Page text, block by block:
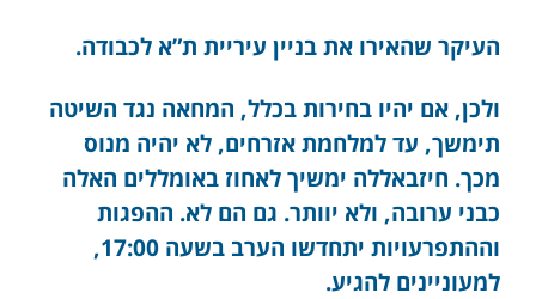
העיקר שהאירו את בניין עיריית ת”א לכבודה.
ולכן, אם יהיו בחירות בכלל, המחאה נגד השיטה
תימשך, עד למלחמת אזרחים, לא יהיה מנוס
מכך. חיזבאללה ימשיך לאחוז באומללים האלה
כבני ערובה, ולא יוותר. גם הם לא. ההפגות
וההתפרעויות יתחדשו הערב בשעה 17:00,
למעוניינים להגיע.